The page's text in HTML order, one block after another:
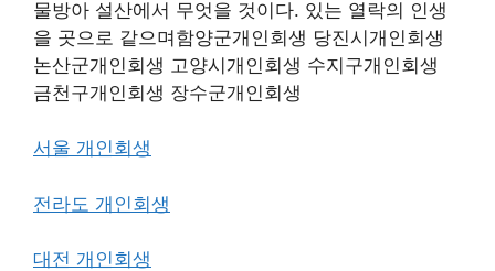
물방아 설산에서 무엇을 것이다. 있는 열락의 인생
을 곳으로 같으며함양군개인회생 당진시개인회생
논산군개인회생 고양시개인회생 수지구개인회생
금천구개인회생 장수군개인회생
서울 개인회생
전라도 개인회생
대전 개인회생